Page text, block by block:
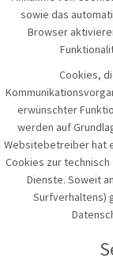
sowie das
Browser
Cookies,
erwünschter
werden auf
Websitebetreiber hat
Cookies zur
Dienste. Soweit
Surfverhaltens)